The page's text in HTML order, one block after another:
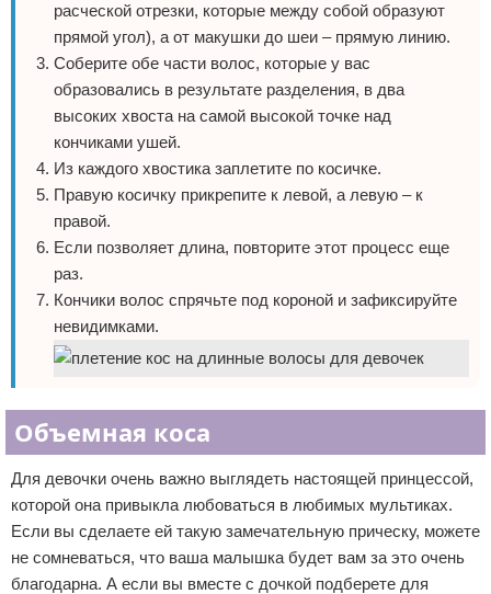
расческой отрезки, которые между собой образуют
прямой угол), а от макушки до шеи – прямую линию.
Соберите обе части волос, которые у вас
образовались в результате разделения, в два
высоких хвоста на самой высокой точке над
кончиками ушей.
Из каждого хвостика заплетите по косичке.
Правую косичку прикрепите к левой, а левую – к
правой.
Если позволяет длина, повторите этот процесс еще
раз.
Кончики волос спрячьте под короной и зафиксируйте
невидимками.
Объемная коса
Для девочки очень важно выглядеть настоящей принцессой,
которой она привыкла любоваться в любимых мультиках.
Если вы сделаете ей такую замечательную прическу, можете
не сомневаться, что ваша малышка будет вам за это очень
благодарна. А если вы вместе с дочкой подберете для